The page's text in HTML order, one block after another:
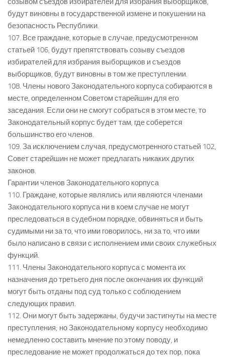
будут виновны в государственной измене и покушении на
безопасность Республики.
107. Все граждане, которые в случае, предусмотренном
статьей 106, будут препятствовать созыву съездов
избирателей для избрания выборщиков и съездов
выборщиков, будут виновны в том же преступлении.
108. Члены нового Законодательного корпуса собираются в
месте, определенном Советом старейшин для его
заседания. Если они не смогут собраться в этом месте, то
Законодательный корпус будет там, где соберется
большинство его членов.
109. За исключением случая, предусмотренного статьей 102,
Совет старейшин не может предлагать никаких других
законов.
Гарантии членов Законодательного корпуса
110. Граждане, которые являлись или являются членами
Законодательного корпуса ни в коем случае не могут
преследоваться в судебном порядке, обвиняться и быть
судимыми ни за то, что ими говорилось, ни за то, что ими
было написано в связи с исполнением ими своих служебных
функций.
111. Члены Законодательного корпуса с момента их
назначения до третьего дня после окончания их функций
могут быть отданы под суд только с соблюдением
следующих правил.
112. Они могут быть задержаны, будучи застигнуты на месте
преступления; но Законодательному корпусу необходимо
немедленно составить мнение по этому поводу, и
преследование не может продолжаться до тех пор, пока